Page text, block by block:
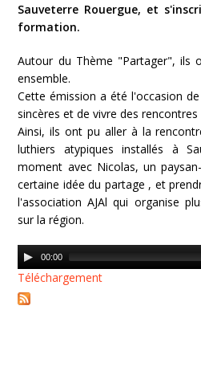
Sauveterre Rouergue, et
formation.
Autour du Thème "Partager", ils
ensemble.
Cette émission a été l'occasion
sincères et de vivre des rencontres
Ainsi, ils ont pu aller à la
luthiers atypiques installés à
moment avec Nicolas, un
certaine idée du partage , et
l'association AJAl qui organise
sur la région.
Audio
Player
00:00
Téléchargement